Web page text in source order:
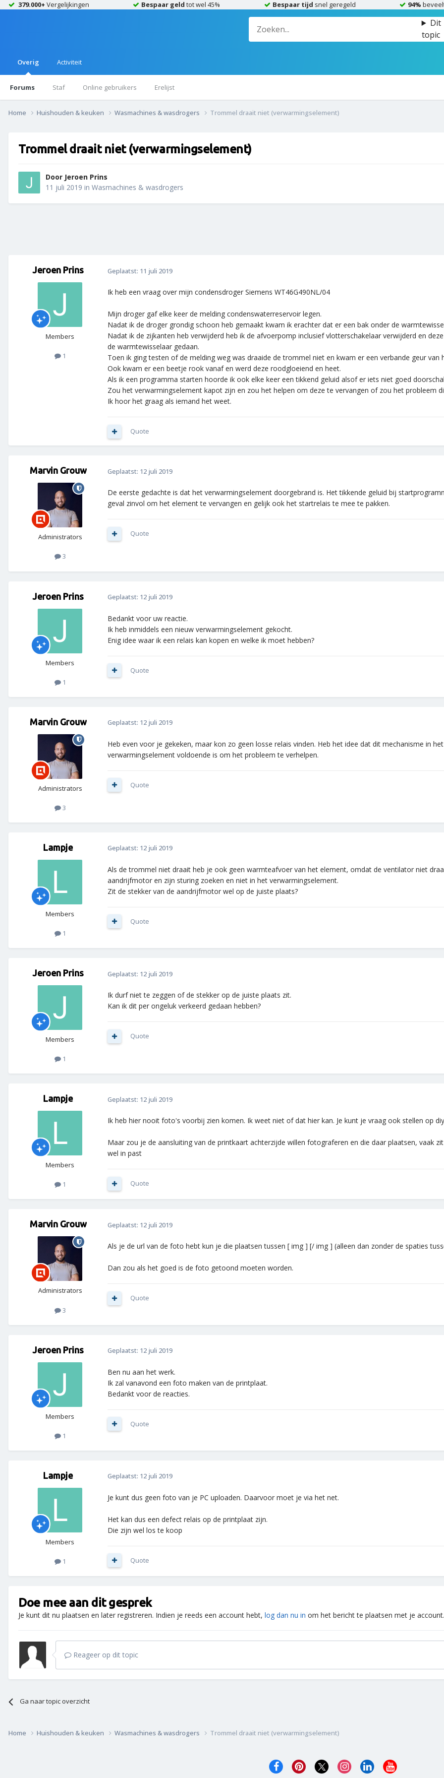
379.000+ Vergelijkingen Bespaar geld tot wel 45% Bespaar tijd snel geregeld 94%
Dit
topic
Overig
Forums Staf Online gebruikers Erelijst
Activiteit
Home Huishouden & keuken Wasmachines & wasdrogers Trommel draait niet (verwarmingselement)
Trommel draait niet (verwarmingselement)
Door Jeroen Prins
11 juli 2019 in Wasmachines & wasdrogers
Jeroen Prins
Members
1
Geplaatst: 11 juli 2019
Ik heb een vraag over mijn condensdroger Siemens WT46G490NL/04
Mijn droger gaf elke keer de melding condenswaterreservoir legen.
Nadat ik de droger grondig schoon heb gemaakt kwam ik erachter dat er een bak onder de
Nadat ik de zijkanten heb verwijderd heb ik de afvoerpomp inclusief vlotterschakelaar verwijderd en
de warmtewisselaar gedaan.
Toen ik ging testen of de melding weg was draaide de trommel niet en kwam er een verbande geur van
Ook kwam er een beetje rook vanaf en werd deze roodgloeiend en heet.
Als ik een programma starten hoorde ik ook elke keer een tikkend geluid alsof er iets niet goed
Zou het verwarmingselement kapot zijn en zou het helpen om deze te vervangen of zou het probleem
Ik hoor het graag als iemand het weet.
Quote
Marvin Grouw
Administrators
3
Geplaatst: 12 juli 2019
De eerste gedachte is dat het verwarmingselement doorgebrand is. Het tikkende geluid bij
geval zinvol om het element te vervangen en gelijk ook het startrelais te mee te pakken.
Quote
Jeroen Prins
Members
1
Geplaatst: 12 juli 2019
Bedankt voor uw reactie.
Ik heb inmiddels een nieuw verwarmingselement gekocht.
Enig idee waar ik een relais kan kopen en welke ik moet hebben?
Quote
Marvin Grouw
Administrators
3
Geplaatst: 12 juli 2019
Heb even voor je gekeken, maar kon zo geen losse relais vinden. Heb het idee dat dit mechanisme in
verwarmingselement voldoende is om het probleem te verhelpen.
Quote
Lampje
Members
1
Geplaatst: 12 juli 2019
Als de trommel niet draait heb je ook geen warmteafvoer van het element, omdat de ventilator niet
aandrijfmotor en zijn sturing zoeken en niet in het verwarmingselement.
Zit de stekker van de aandrijfmotor wel op de juiste plaats?
Quote
Jeroen Prins
Members
1
Geplaatst: 12 juli 2019
Ik durf niet te zeggen of de stekker op de juiste plaats zit.
Kan ik dit per ongeluk verkeerd gedaan hebben?
Quote
Lampje
Members
1
Geplaatst: 12 juli 2019
Ik heb hier nooit foto's voorbij zien komen. Ik weet niet of dat hier kan. Je kunt je vraag ook stellen op
Maar zou je de aansluiting van de printkaart achterzijde willen fotograferen en die daar plaatsen, vaak
wel in past
Quote
Marvin Grouw
Administrators
3
Geplaatst: 12 juli 2019
Als je de url van de foto hebt kun je die plaatsen tussen [ img ] [/ img ] (alleen dan zonder de spaties
Dan zou als het goed is de foto getoond moeten worden.
Quote
Jeroen Prins
Members
1
Geplaatst: 12 juli 2019
Ben nu aan het werk.
Ik zal vanavond een foto maken van de printplaat.
Bedankt voor de reacties.
Quote
Lampje
Members
1
Geplaatst: 12 juli 2019
Je kunt dus geen foto van je PC uploaden. Daarvoor moet je via het net.
Het kan dus een defect relais op de printplaat zijn.
Die zijn wel los te koop
Quote
Doe mee aan dit gesprek
Je kunt dit nu plaatsen en later registreren. Indien je reeds een account hebt, log dan nu in om het bericht te plaatsen met je account.
Reageer op dit topic
Ga naar topic overzicht
Home Huishouden & keuken Wasmachines & wasdrogers Trommel draait niet (verwarmingselement)